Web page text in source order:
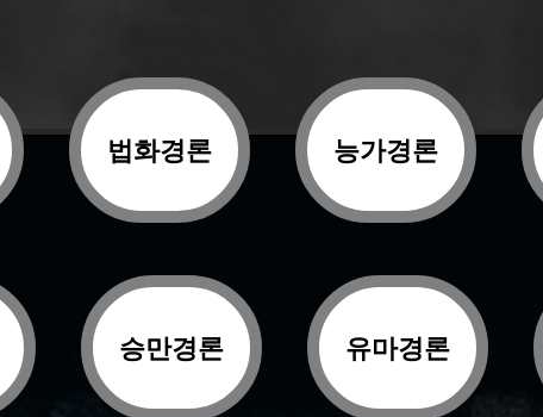
법화경론 능가경론
승만경론 유마경론